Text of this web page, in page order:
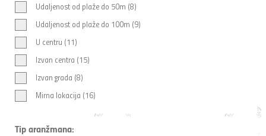
Udaljenost od plaže do 50m (8)
Udaljenost od plaže do 100m (9)
U centru (11)
Izvan centra (15)
Izvan grada (8)
Mirna lokacija (16)
Tip aranžmana: